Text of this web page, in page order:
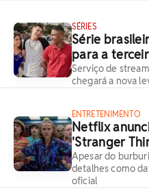
SÉRIES
Série
para a
Serviço de
chegará a nova
ENTRETENIMENTO
Netflix
'Stranger
Apesar do
detalhes como
oficial